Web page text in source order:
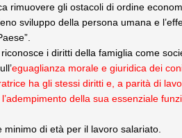
rimuovere gli ostacoli di ordine
sviluppo della persona umana e
i diritti della famiglia come
eguaglianza morale e giuridica dei
ha gli stessi diritti e, a parità di
della sua essenziale
minimo di età per il lavoro salariato.